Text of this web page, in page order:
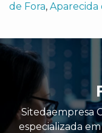
de Fora, Aparecida
Sitedaempresa
especializada